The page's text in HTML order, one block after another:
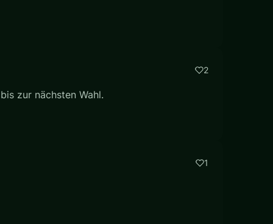
2
zur nächsten Wahl.
1